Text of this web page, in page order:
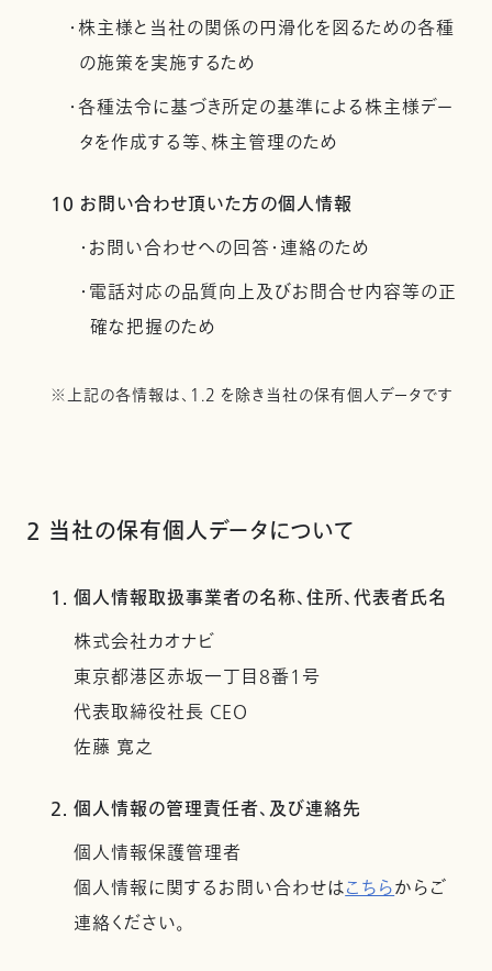
・株主様と当社の関係の円滑化を図るための各種
の施策を実施するため
・各種法令に基づき所定の基準による株主様デー
タを作成する等、株主管理のため
10 お問い合わせ頂いた方の個人情報
・お問い合わせへの回答・連絡のため
・電話対応の品質向上及びお問合せ内容等の正
確な把握のため
※上記の各情報は、1.2 を除き当社の保有個人データです
2 当社の保有個人データについて
1. 個人情報取扱事業者の名称、住所、代表者氏名
株式会社カオナビ
東京都港区赤坂一丁目8番1号
代表取締役社長 CEO
佐藤 寛之
2. 個人情報の管理責任者、及び連絡先
個人情報保護管理者
個人情報に関するお問い合わせはこちらからご
連絡ください。